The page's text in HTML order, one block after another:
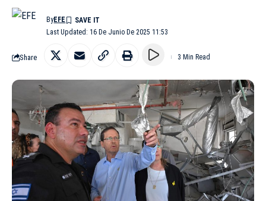
Last Updated: 16 De Junio De 2025 11:53
ByEFE
Share 3 Min Read